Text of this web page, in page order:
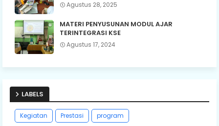
Agustus 28, 2025
MATERI PENYUSUNAN MODUL AJAR
TERINTEGRASI KSE
Agustus 17, 2024
LABELS
Kegiatan Prestasi program